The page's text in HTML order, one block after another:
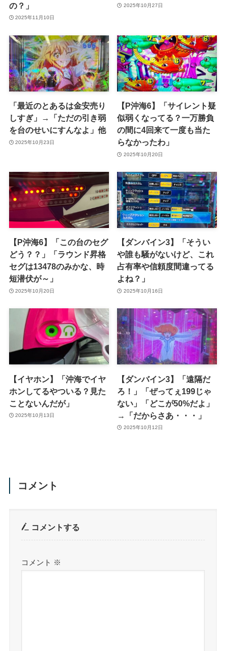
の？」
2025年11月10日
2025年10月27日
「最近のとあるは金安売り
しすぎ」→「ただの引き弱
を台のせいにすんなよ」他
2025年10月23日
【P沖海6】「サイレント疑
似弱くなってる？一万勝負
の間に4回来て一度も当た
らなかったわ」
2025年10月20日
【P沖海6】「この台のセグ
どう？？」「ラウンド昇格
セグは13478のみかな、時
短潜伏が～」
2025年10月20日
【ダンバイン3】「そうい
や誰も騒がないけど、これ
占有率や信頼度間違ってる
よね？」
2025年10月16日
【イヤホン】「沖海でイヤ
ホンしてるやついる？見た
ことないんだが」
2025年10月13日
【ダンバイン3】「遠隔だ
ろ！」「ぜってぇ199じゃ
ない」「どこが50%だよ」
→「だからさあ・・・」
2025年10月12日
コメント
コメントする
コメント ※